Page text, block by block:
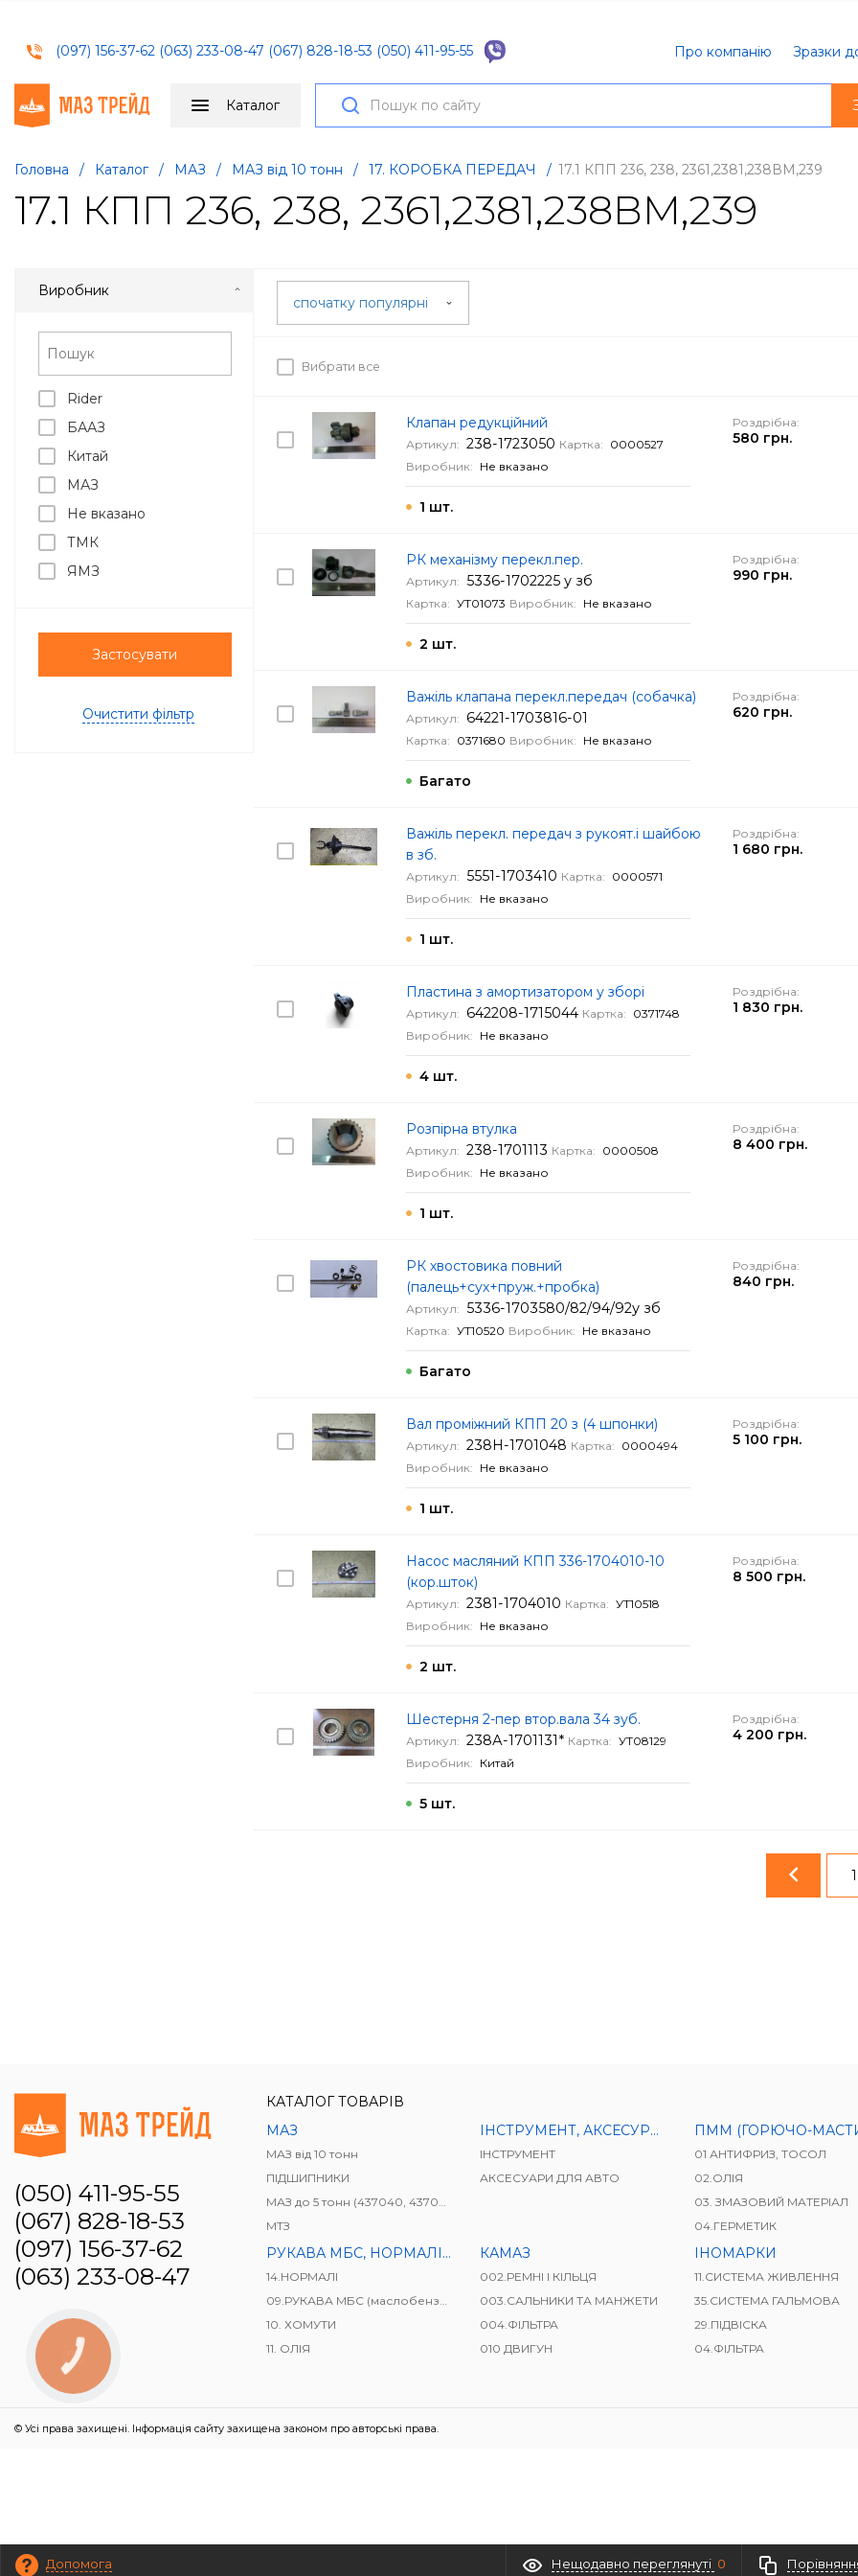
Допомога Нещодавно переглянуті 0
(097) 156-37-62 (063) 233-08-47 (067) 828-18-53 (050) 411-95-55 Про компанію Зразки
Каталог
Головна / Каталог / МАЗ / МАЗ від 10 тонн / 17. КОРОБКА ПЕРЕДАЧ / 17.1 КПП 236, 238, 2361,2381,238ВМ,239
17.1 КПП 236, 238, 2361,2381,238ВМ,239
спочатку популярні
Виробник
Rider
БААЗ
Китай
МАЗ
Не вказано
ТМК
ЯМЗ
Застосувати
Очистити фільтр
Вибрати все
Клапан редукційний
Артикул: 238-1723050 Картка: 0000527
Виробник: Не вказано
1 шт.
Роздрібна:
580 грн.
РК механізму перекл.пер.
Артикул: 5336-1702225 у зб
Картка: УТ01073 Виробник: Не вказано
2 шт.
Роздрібна:
990 грн.
Важіль клапана перекл.передач (собачка)
Артикул: 64221-1703816-01
Картка: 0371680 Виробник: Не вказано
Багато
Роздрібна:
620 грн.
Важіль перекл. передач з рукоят.і шайбою
в зб.
Артикул: 5551-1703410 Картка: 0000571
Виробник: Не вказано
1 шт.
Роздрібна:
1 680 грн.
Пластина з амортизатором у зборі
Артикул: 642208-1715044 Картка: 0371748
Виробник: Не вказано
4 шт.
Роздрібна:
1 830 грн.
Розпірна втулка
Артикул: 238-1701113 Картка: 0000508
Виробник: Не вказано
1 шт.
Роздрібна:
8 400 грн.
РК хвостовика повний
(палець+сух+пруж.+пробка)
Артикул: 5336-1703580/82/94/92у зб
Картка: УТ10520 Виробник: Не вказано
Багато
Роздрібна:
840 грн.
Вал проміжний КПП 20 з (4 шпонки)
Артикул: 238Н-1701048 Картка: 0000494
Виробник: Не вказано
1 шт.
Роздрібна:
5 100 грн.
Насос масляний КПП 336-1704010-10
(кор.шток)
Артикул: 2381-1704010 Картка: УТ10518
Виробник: Не вказано
2 шт.
Роздрібна:
8 500 грн.
Шестерня 2-пер втор.вала 34 зуб.
Артикул: 238А-1701131* Картка: УТ08129
Виробник: Китай
5 шт.
Роздрібна:
4 200 грн.
1
(050) 411-95-55
(067) 828-18-53
(097) 156-37-62
(063) 233-08-47
КАТАЛОГ ТОВАРІВ
МАЗ
МАЗ від 10 тонн
ПІДШИПНИКИ
МАЗ до 5 тонн (437040, 437041, 437141)
МТЗ
ІНСТРУМЕНТ, АКСЕСУРИ ДЛЯ АВТО
ІНСТРУМЕНТ
АКСЕСУАРИ ДЛЯ АВТО
ПММ (ГОРЮЧО-МАСТИЛЬНІ
01 АНТИФРИЗ, ТОСОЛ
02.ОЛІЯ
03. ЗМАЗОВИЙ МАТЕРІАЛ
04.ГЕРМЕТИК
РУКАВА МБС, НОРМАЛІ, ВУГІЛЬНИКИ, З'ЄДНЮВАЧІ
14.НОРМАЛІ
09.РУКАВА МБС (маслобензостійкі)
10. ХОМУТИ
11. ОЛІЯ
КАМАЗ
002.РЕМНІ І КІЛЬЦЯ
003.САЛЬНИКИ ТА МАНЖЕТИ
004.ФІЛЬТРА
010 ДВИГУН
ІНОМАРКИ
11.СИСТЕМА ЖИВЛЕННЯ
35.СИСТЕМА ГАЛЬМОВА
29.ПІДВІСКА
04.ФІЛЬТРА
© Усі права захищені. Інформація сайту захищена законом про авторські права.
КНОПКА
ЗВ'ЯЗКУ